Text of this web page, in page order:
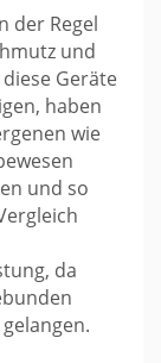
der Regel
und
Geräte
haben
wie
und so
da